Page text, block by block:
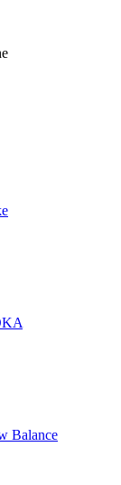
Balance